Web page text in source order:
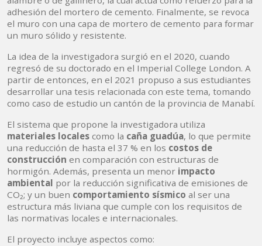
adhesión del mortero de cemento. Finalmente, se revoca
el muro con una capa de mortero de cemento para formar
un muro sólido y resistente.
La idea de la investigadora surgió en el 2020, cuando
regresó de su doctorado en el Imperial College London. A
partir de entonces, en el 2021 propuso a sus estudiantes
desarrollar una tesis relacionada con este tema, tomando
como caso de estudio un cantón de la provincia de Manabí.
El sistema que propone la investigadora utiliza
materiales locales como la caña guadúa, lo que permite
una reducción de hasta el 37 % en los costos de
construcción en comparación con estructuras de
hormigón. Además, presenta un menor impacto
ambiental por la reducción significativa de emisiones de
CO₂; y un buen comportamiento sísmico al ser una
estructura más liviana que cumple con los requisitos de
las normativas locales e internacionales.
El proyecto incluye aspectos como: